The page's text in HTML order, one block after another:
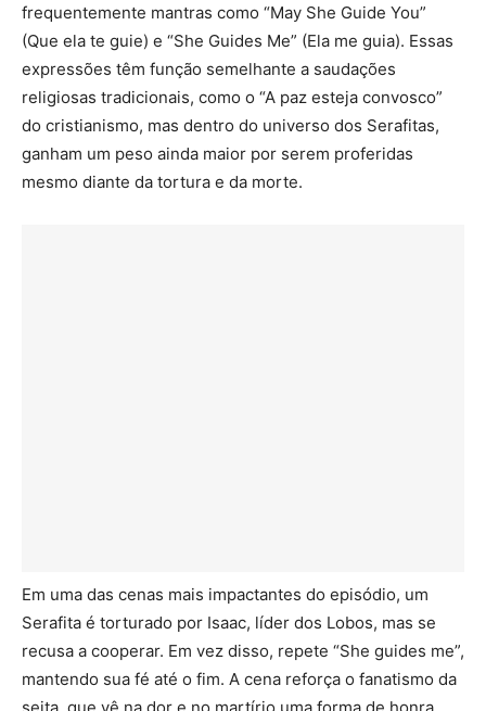
frequentemente mantras como “May She Guide You”
(Que ela te guie) e “She Guides Me” (Ela me guia). Essas
expressões têm função semelhante a saudações
religiosas tradicionais, como o “A paz esteja convosco”
do cristianismo, mas dentro do universo dos Serafitas,
ganham um peso ainda maior por serem proferidas
mesmo diante da tortura e da morte.
Em uma das cenas mais impactantes do episódio, um
Serafita é torturado por Isaac, líder dos Lobos, mas se
recusa a cooperar. Em vez disso, repete “She guides me”,
mantendo sua fé até o fim. A cena reforça o fanatismo da